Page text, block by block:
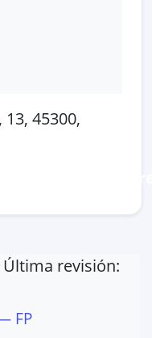
13, 45300,
Última revisión:
FP